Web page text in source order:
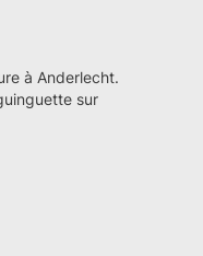
à Anderlecht.
sur